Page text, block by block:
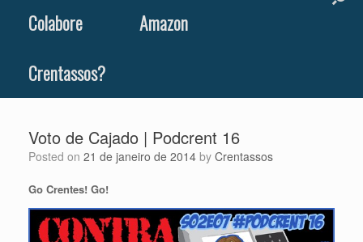
Colabore
Amazon
Crentassos?
Voto de Cajado | Podcrent 16
Posted on 21 de janeiro de 2014 by Crentassos
Go Crentes! Go!